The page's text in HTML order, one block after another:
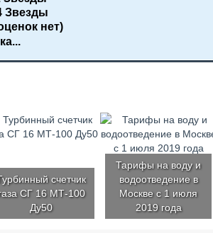
нет)
счетчик
СГ 16 МТ-100
Ду50
Тарифы на воду и
водоотведение в
Москве с 1 июля
2019 года